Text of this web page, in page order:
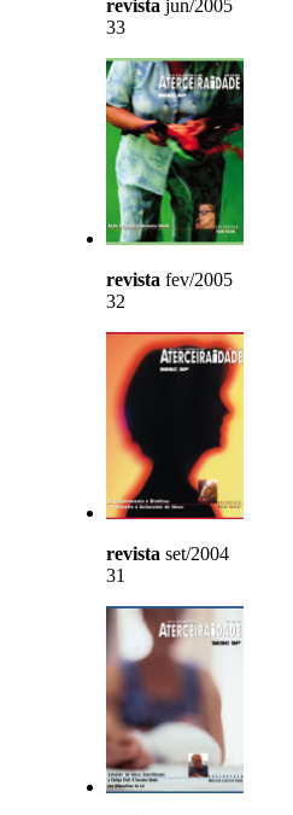
revista jun/2005
33
revista fev/2005
32
revista set/2004
31